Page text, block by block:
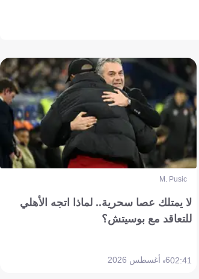
M. Pusic
لا يمتلك عصا سحرية.. لماذا اتجه الأهلي
للتعاقد مع بوسيتش؟
02:416 أغسطس 2026